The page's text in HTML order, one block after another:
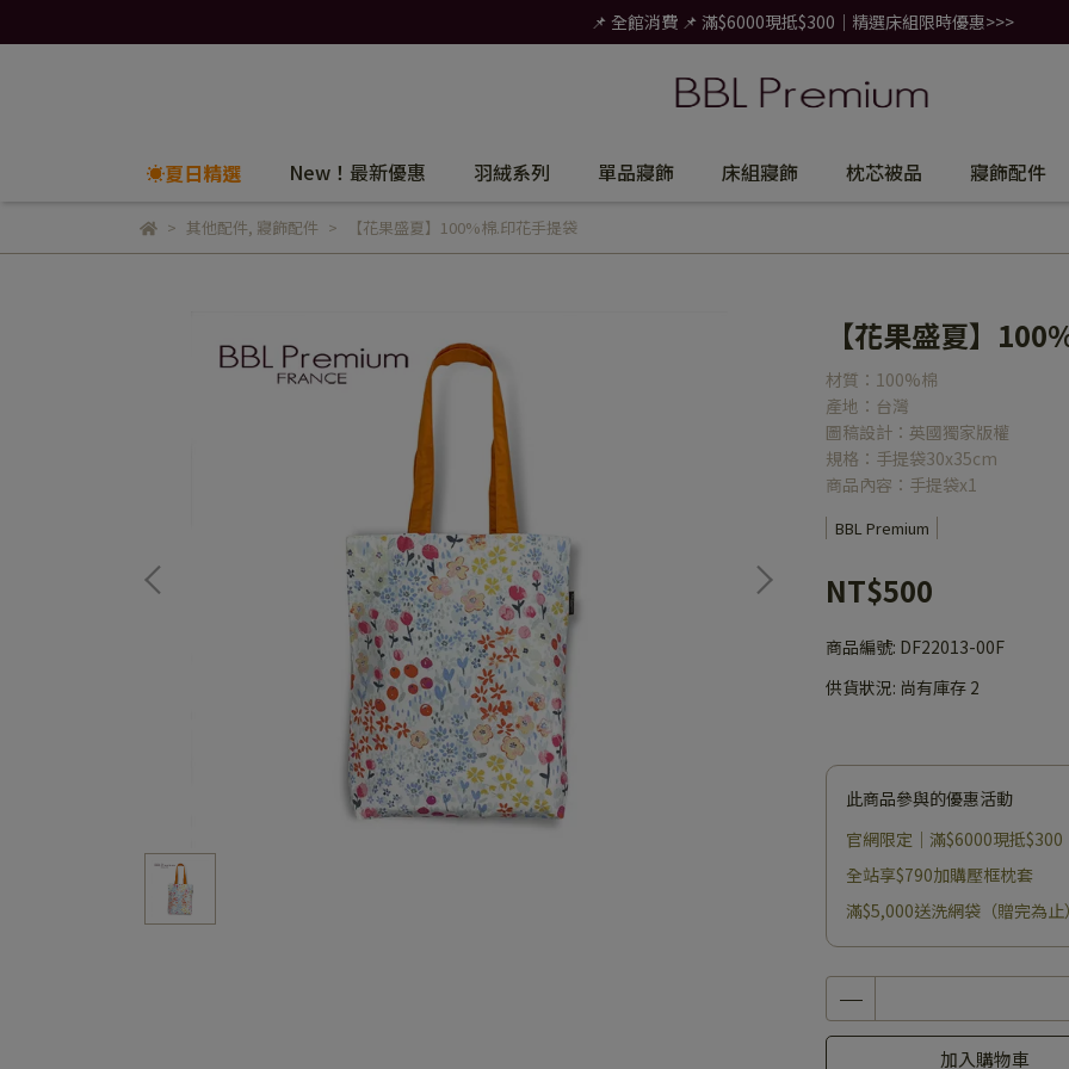
📌 全館消費 📌 滿$6000現抵$300｜精選床組限時優惠>>>
☀️夏日精選 New！最新優惠 羽絨系列 單品寢飾 床組寢飾 枕芯被品 寢飾配件
其他配件, 寢飾配件 【花果盛夏】100%棉.印花手提袋
【花果盛夏】
材質：100%棉
產地：台灣
圖稿設計：英國獨家版權
規格：手提袋30x35cm
商品內容：手提袋x1
BBL Premium
NT$500
商品編號: DF22013-00F
供貨狀況: 尚有庫存 2
此商品參與的優惠活動
官網限定｜滿$6000現抵$300
全站享$790加購壓框枕套
滿$5,000送洗網袋（贈完為止）
加入購物車